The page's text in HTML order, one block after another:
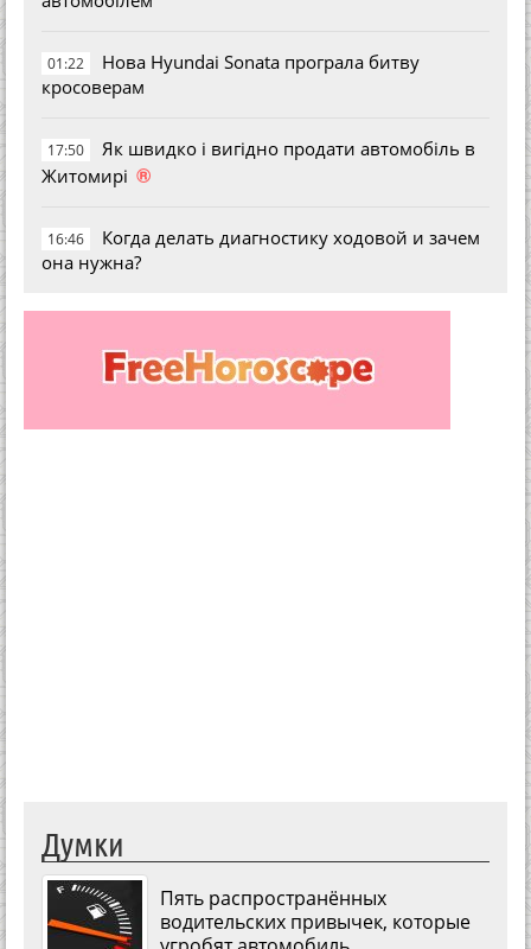
01:22
Нова Hyundai Sonata програла битву
кросоверам
17:50
Як швидко і вигідно продати автомобіль в
Житомирі ®
16:46
Когда делать диагностику ходовой и зачем
она нужна?
Думки
Пять распространённых
водительских привычек, которые